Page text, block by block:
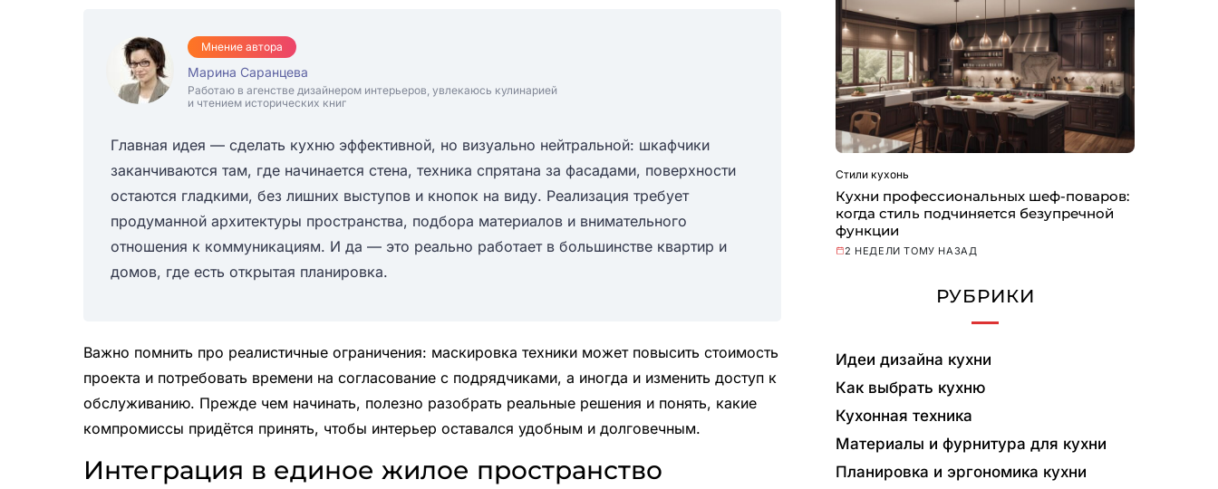
Мнение автора
Марина Саранцева
Работаю в агенстве дизайнером интерьеров, увлекаюсь кулинарией
и чтением исторических книг
Главная идея — сделать кухню эффективной, но визуально нейтральной: шкафчики
заканчиваются там, где начинается стена, техника спрятана за фасадами, поверхности
остаются гладкими, без лишних выступов и кнопок на виду. Реализация требует
продуманной архитектуры пространства, подбора материалов и внимательного
отношения к коммуникациям. И да — это реально работает в большинстве квартир и
домов, где есть открытая планировка.
Важно помнить про реалистичные ограничения: маскировка техники может повысить стоимость
проекта и потребовать времени на согласование с подрядчиками, а иногда и изменить доступ к
обслуживанию. Прежде чем начинать, полезно разобрать реальные решения и понять, какие
компромиссы придётся принять, чтобы интерьер оставался удобным и долговечным.
Интеграция в единое жилое пространство
Стили кухонь
Кухни профессиональных шеф-поваров:
когда стиль подчиняется безупречной
функции
2 НЕДЕЛИ ТОМУ НАЗАД
РУБРИКИ
Идеи дизайна кухни
Как выбрать кухню
Кухонная техника
Материалы и фурнитура для кухни
Планировка и эргономика кухни